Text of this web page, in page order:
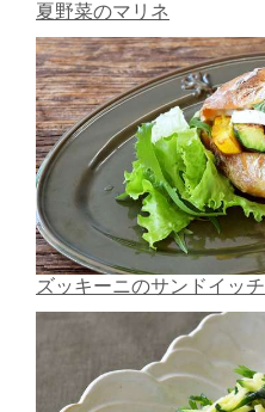
夏野菜のマリネ
ズッキーニのサンドイッチ